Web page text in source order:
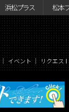
浜松プラス 松本
イベント リクエス